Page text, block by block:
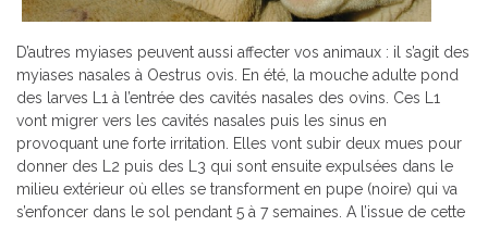
D’autres myiases peuvent aussi affecter vos animaux : il s’agit des
myiases nasales à Oestrus ovis. En été, la mouche adulte pond
des larves L1 à l’entrée des cavités nasales des ovins. Ces L1
vont migrer vers les cavités nasales puis les sinus en
provoquant une forte irritation. Elles vont subir deux mues pour
donner des L2 puis des L3 qui sont ensuite expulsées dans le
milieu extérieur où elles se transforment en pupe (noire) qui va
s’enfoncer dans le sol pendant 5 à 7 semaines. A l’issue de cette